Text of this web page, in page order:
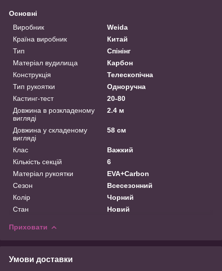
Основні
Виробник
Weida
Країна виробник
Китай
Тип
Спінінг
Матеріал вудилища
Карбон
Конструкція
Телескопічна
Тип рукоятки
Одноручна
Кастинг-тест
20-80
Довжина в розкладеному
вигляді
2.4 м
Довжина у складеному
вигляді
58 см
Клас
Важкий
Кількість секцій
6
Матеріал рукоятки
EVA+Carbon
Сезон
Всесезонний
Колір
Чорний
Стан
Новий
Приховати
Умови доставки